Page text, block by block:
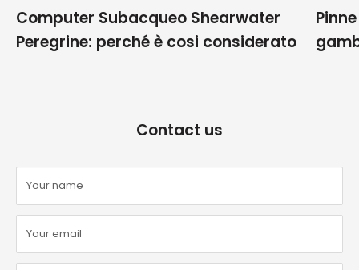
Computer Subacqueo Shearwater
Peregrine: perché è cosi considerato
Contact us
Your name
Your email